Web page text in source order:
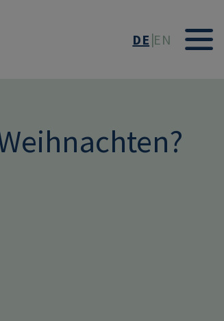
DE EN